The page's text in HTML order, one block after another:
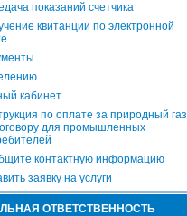
показаний счетчика
квитанции по электронной
кабинет
по оплате за природный газ
для промышленных
контактную информацию
заявку на услуги
ОТВЕТСТВЕННОСТЬ